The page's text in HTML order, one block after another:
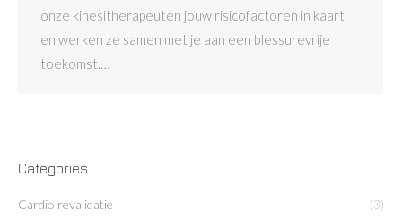
onze kinesitherapeuten jouw risicofactoren in kaart
en werken ze samen met je aan een blessurevrije
toekomst.…
Categories
Cardio revalidatie
(3)